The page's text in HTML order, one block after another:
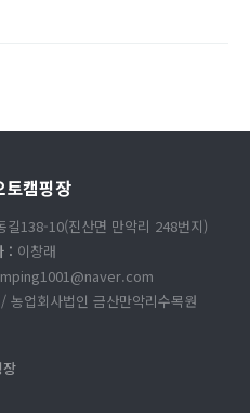
토캠핑장
길138-10(진산면 만악리 248번지)
: 이창래
업회사법인 금산만악리수목원